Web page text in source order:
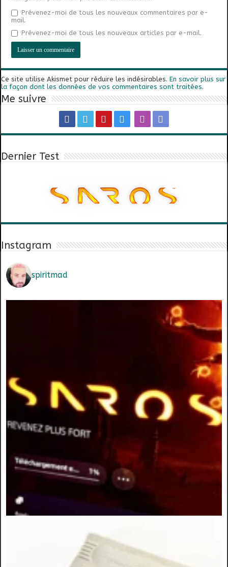
Prévenez-moi de tous les nouveaux commentaires par e-
mail.
Prévenez-moi de tous les nouveaux articles par e-mail.
Ce site utilise Akismet pour réduire les indésirables.En savoir plus sur
la façon dont les données de vos commentaires sont traitées.
Me suivre
Dernier Test
Instagram
spiritmad